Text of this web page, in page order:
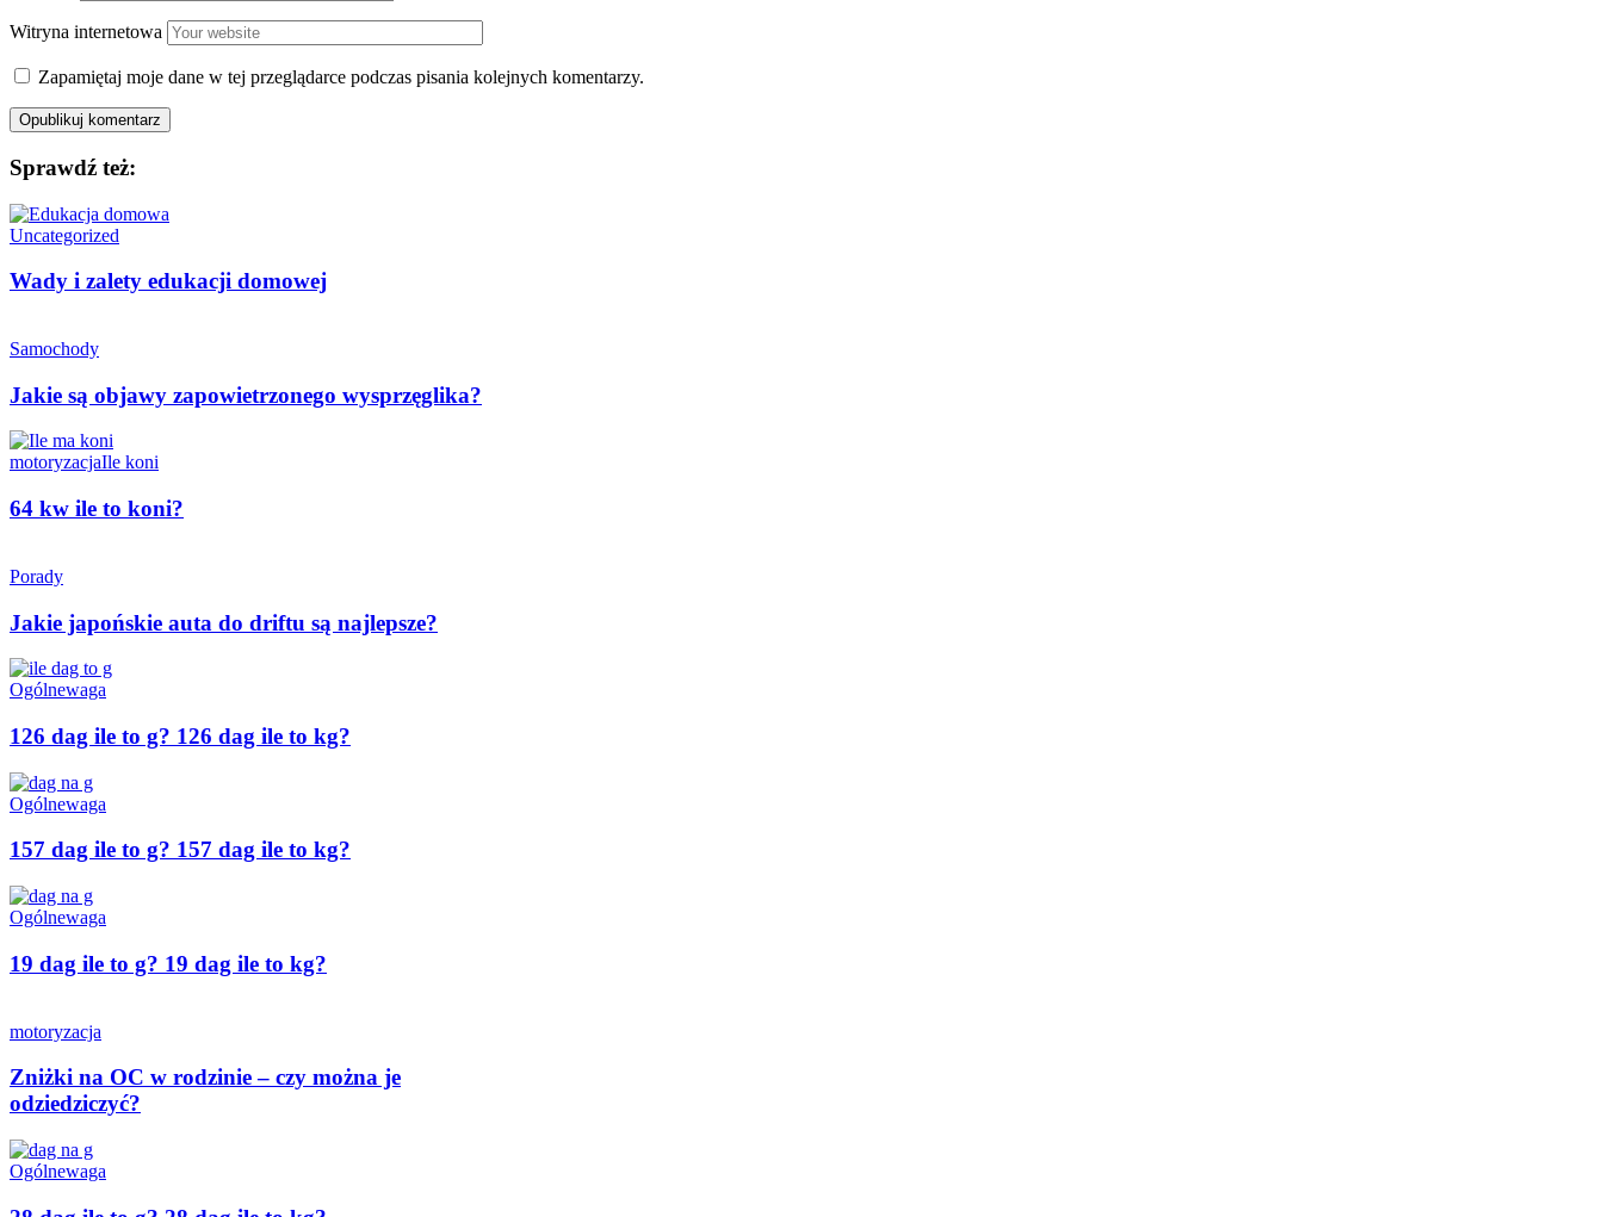
Witryna internetowa
Zapamiętaj moje dane w tej przeglądarce podczas pisania kolejnych komentarzy.
Sprawdź też:
Uncategorized
Wady i zalety edukacji domowej
Samochody
Jakie są objawy zapowietrzonego wysprzęglika?
motoryzacjaIle koni
64 kw ile to koni?
Porady
Jakie japońskie auta do driftu są najlepsze?
Ogólnewaga
126 dag ile to g? 126 dag ile to kg?
Ogólnewaga
157 dag ile to g? 157 dag ile to kg?
Ogólnewaga
19 dag ile to g? 19 dag ile to kg?
motoryzacja
Zniżki na OC w rodzinie – czy można je
odziedziczyć?
Ogólnewaga